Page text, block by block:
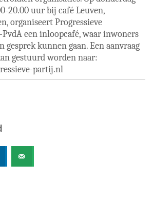
20.00 uur bij café Leuven,
organiseert Progressieve
een inloopcafé, waar inwoners
gesprek kunnen gaan. Een aanvraag
gestuurd worden naar:
partij.nl